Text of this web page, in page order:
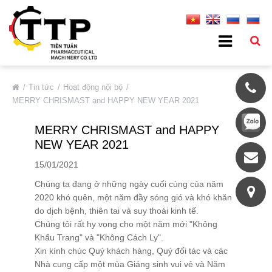
Tin tức
Hoạt động nội bộ
MERRY CHRISMAST and HAPPY NEW YEAR 2021
MERRY CHRISMAST and HAPPY
NEW YEAR 2021
15/01/2021
Chúng ta đang ở những ngày cuối cùng của năm
2020 khó quên, một năm đầy sóng gió và khó khăn
do dịch bệnh, thiên tai và suy thoái kinh tế.
Chúng tôi rất hy vọng cho một năm mới "Không
Khẩu Trang" và "Không Cách Ly".
Xin kính chúc Quý khách hàng, Quý đối tác và các
Nhà cung cấp một mùa Giáng sinh vui vẻ và Năm
VỀ CHÚNG TÔI
Thông Tin Cơ Bản
Đối Tác Tiêu Biểu
Thị Trường
Quá Trình Phát Triển
Hệ Thống Chất Lượng
Chính Sách Bảo Mật
DỊCH VỤ